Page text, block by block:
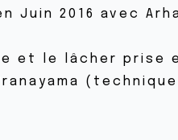
2016 avec
et le lâcher prise